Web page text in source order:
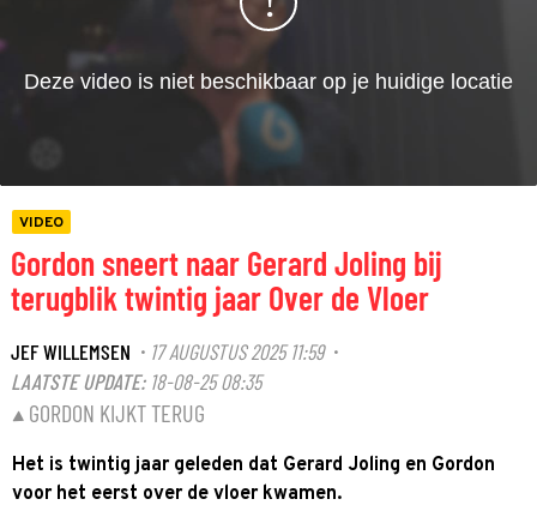
VIDEO
Gordon sneert naar Gerard Joling bij
terugblik twintig jaar Over de Vloer
JEF WILLEMSEN · 17 AUGUSTUS 2025 11:59·
LAATSTE UPDATE: 18-08-25 08:35
GORDON KIJKT TERUG
Het is twintig jaar geleden dat Gerard Joling en Gordon
voor het eerst over de vloer kwamen.